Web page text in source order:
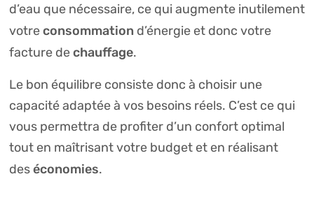
d’eau que nécessaire, ce qui augmente inutilement
votreconsommationd’énergie et donc votre
facture dechauffage.
Le bon équilibre consiste donc à choisir une
capacité adaptée à vos besoins réels. C’est ce qui
vous permettra de profiter d’un confort optimal
tout en maîtrisant votre budget et en réalisant
deséconomies.